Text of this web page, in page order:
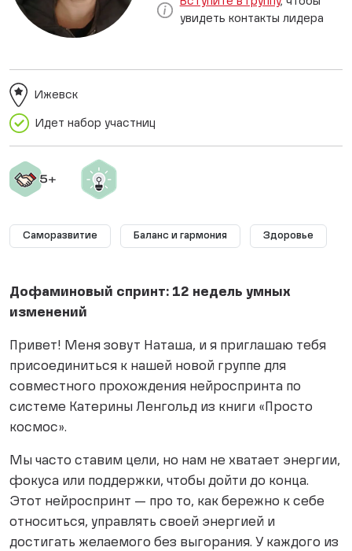
увидеть контакты лидера
Идет набор участниц
Ижевск
Саморазвитие Баланс и гармония Здоровье
Дофаминовый спринт: 12 недель умных
изменений
Привет! Меня зовут Наташа, и я приглашаю тебя
присоединиться к нашей новой группе для
совместного прохождения нейроспринта по
системе Катерины Ленгольд из книги «Просто
космос».
Мы часто ставим цели, но нам не хватает энергии,
фокуса или поддержки, чтобы дойти до конца.
Этот нейроспринт — про то, как бережно к себе
относиться, управлять своей энергией и
достигать желаемого без выгорания. У каждого из